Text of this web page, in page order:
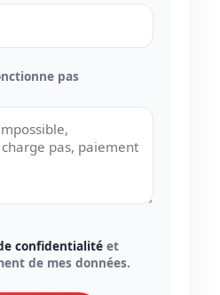
pas
confidentialité et
de mes données.